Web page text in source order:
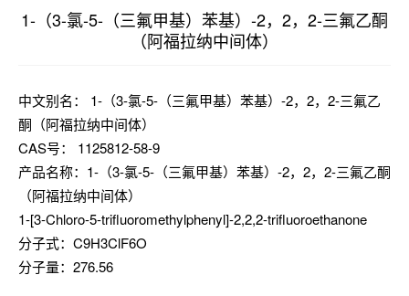
1-（3-氯-5-（三氟甲基）苯基）-2，2，2-三氟乙酮
（阿福拉纳中间体）
中文别名： 1-（3-氯-5-（三氟甲基）苯基）-2，2，2-三氟乙
酮（阿福拉纳中间体）
CAS号： 1125812-58-9
产品名称：1-（3-氯-5-（三氟甲基）苯基）-2，2，2-三氟乙酮
（阿福拉纳中间体）
1-[3-Chloro-5-trifluoromethylphenyl]-2,2,2-trifluoroethanone
分子式：C9H3ClF6O
分子量：276.56